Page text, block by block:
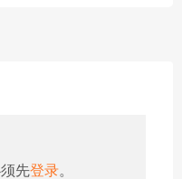
先登录。